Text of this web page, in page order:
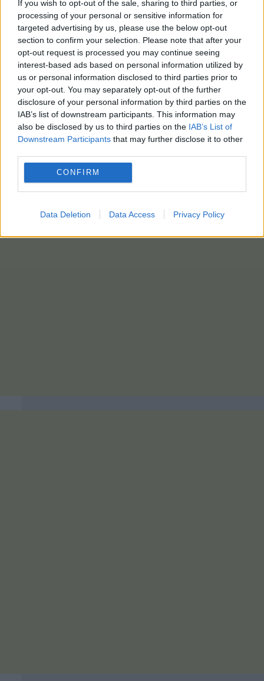
If you wish to opt-out of the sale, sharing to third parties, or
processing of your personal or sensitive information for
targeted advertising by us, please use the below opt-out
section to confirm your selection. Please note that after your
opt-out request is processed you may continue seeing
interest-based ads based on personal information utilized by
us or personal information disclosed to third parties prior to
your opt-out. You may separately opt-out of the further
disclosure of your personal information by third parties on the
IAB’s list of downstream participants. This information may
also be disclosed by us to third parties on the IAB’s List of
Downstream Participants that may further disclose it to other
CONFIRM
Data Deletion Data Access Privacy Policy